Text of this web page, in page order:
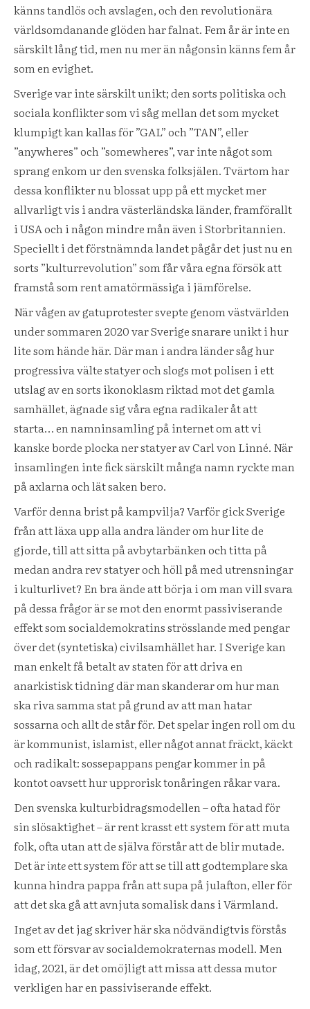
känns tandlös och avslagen, och den revolutionära
världsomdanande glöden har falnat. Fem år är inte en
särskilt lång tid, men nu mer än någonsin känns fem år
som en evighet.
Sverige var inte särskilt unikt; den sorts politiska och
sociala konflikter som vi såg mellan det som mycket
klumpigt kan kallas för ”GAL” och ”TAN”, eller
”anywheres” och ”somewheres”, var inte något som
sprang enkom ur den svenska folksjälen. Tvärtom har
dessa konflikter nu blossat upp på ett mycket mer
allvarligt vis i andra västerländska länder, framförallt
i USA och i någon mindre mån även i Storbritannien.
Speciellt i det förstnämnda landet pågår det just nu en
sorts ”kulturrevolution” som får våra egna försök att
framstå som rent amatörmässiga i jämförelse.
När vågen av gatuprotester svepte genom västvärlden
under sommaren 2020 var Sverige snarare unikt i hur
lite som hände här. Där man i andra länder såg hur
progressiva välte statyer och slogs mot polisen i ett
utslag av en sorts ikonoklasm riktad mot det gamla
samhället, ägnade sig våra egna radikaler åt att
starta… en namninsamling på internet om att vi
kanske borde plocka ner statyer av Carl von Linné. När
insamlingen inte fick särskilt många namn ryckte man
på axlarna och lät saken bero.
Varför denna brist på kampvilja? Varför gick Sverige
från att läxa upp alla andra länder om hur lite de
gjorde, till att sitta på avbytarbänken och titta på
medan andra rev statyer och höll på med utrensningar
i kulturlivet? En bra ände att börja i om man vill svara
på dessa frågor är se mot den enormt passiviserande
effekt som socialdemokratins strösslande med pengar
över det (syntetiska) civilsamhället har. I Sverige kan
man enkelt få betalt av staten för att driva en
anarkistisk tidning där man skanderar om hur man
ska riva samma stat på grund av att man hatar
sossarna och allt de står för. Det spelar ingen roll om du
är kommunist, islamist, eller något annat fräckt, käckt
och radikalt: sossepappans pengar kommer in på
kontot oavsett hur upprorisk tonåringen råkar vara.
Den svenska kulturbidragsmodellen – ofta hatad för
sin slösaktighet – är rent krasst ett system för att muta
folk, ofta utan att de själva förstår att de blir mutade.
Det ärinteett system för att se till att godtemplare ska
kunna hindra pappa från att supa på julafton, eller för
att det ska gå att avnjuta somalisk dans i Värmland.
Inget av det jag skriver här ska nödvändigtvis förstås
som ett försvar av socialdemokraternas modell. Men
idag, 2021, är det omöjligt att missa att dessa mutor
verkligen har en passiviserande effekt.